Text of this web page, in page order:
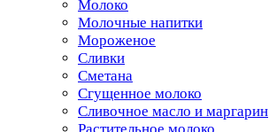
Молоко
Молочные напитки
Мороженое
Сливки
Сметана
Сгущенное молоко
Сливочное масло и маргарин